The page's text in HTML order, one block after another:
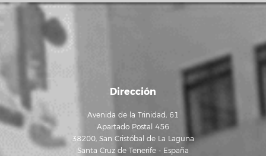
Dirección
Avenida de la Trinidad, 61
Apartado Postal 456
38200, San Cristóbal de La Laguna
Santa Cruz de Tenerife - España